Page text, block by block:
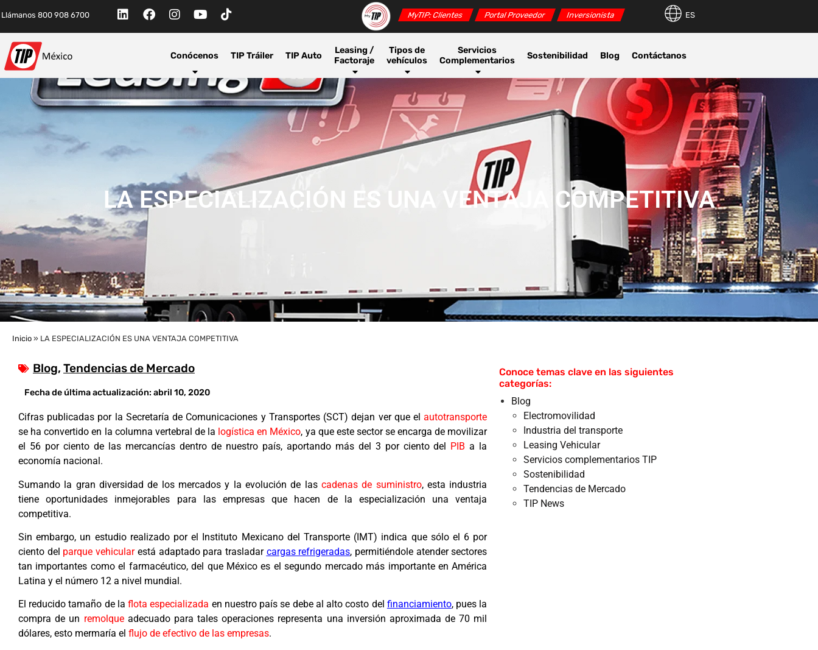
Llámanos 800 908 6700 MyTIP: Clientes Portal Proveedor Inversionista ES
Conócenos TIP Tráiler TIP Auto
Leasing /
Factoraje
Tipos de
vehículos
Servicios
Complementarios
Sostenibilidad Blog Contáctanos
LA ESPECIALIZACIÓN ES UNA VENTAJA COMPETITIVA
Inicio » LA ESPECIALIZACIÓN ES UNA VENTAJA COMPETITIVA
Blog, Tendencias de Mercado
Fecha de última actualización: abril 10, 2020
Cifras publicadas por la Secretaría de Comunicaciones y Transportes (SCT) dejan ver que elautotransporte
se ha convertido en la columna vertebral de la logística en México, ya que este sector se encarga de movilizar
el 56 por ciento de las mercancías dentro de nuestro país, aportando más del 3 por ciento del PIB a la
economía nacional.
Sumando la gran diversidad de los mercados y la evolución de lascadenas de suministro, esta industria
tiene oportunidades inmejorables para las empresas que hacen de la especialización una ventaja
competitiva.
Sin embargo, un estudio realizado por el Instituto Mexicano del Transporte (IMT) indica que sólo el 6 por
ciento del parque vehicularestá adaptado para trasladar cargas refrigeradas, permitiéndole atender sectores
tan importantes como el farmacéutico, del que México es el segundo mercado más importante en América
Latina y el número 12 a nivel mundial.
El reducido tamaño de laflota especializada en nuestro país se debe al alto costo del financiamiento, pues la
compra de un remolqueadecuado para tales operaciones representa una inversión aproximada de 70 mil
dólares, esto mermaría el flujo de efectivo de las empresas.
Conoce temas clave en las siguientes
categorías:
Blog
Electromovilidad
Industria del transporte
Leasing Vehicular
Servicios complementarios TIP
Sostenibilidad
Tendencias de Mercado
TIP News